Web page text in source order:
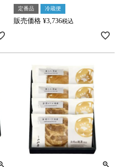
定番品 冷蔵便
販売価格 ¥3,736税込